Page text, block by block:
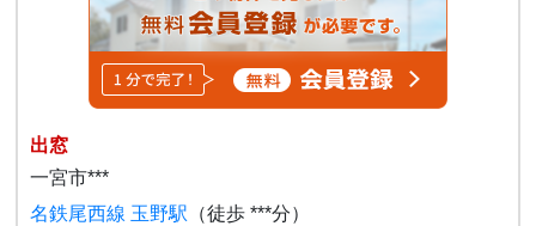
出窓
一宮市***
名鉄尾西線 玉野駅 （徒歩 ***分）